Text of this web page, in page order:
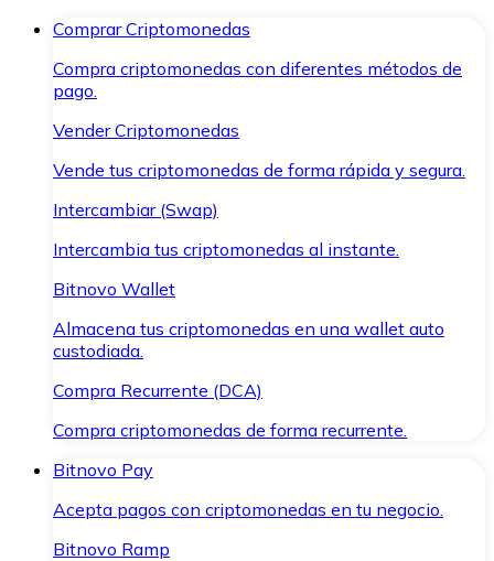
Comprar Criptomonedas
Compra criptomonedas con diferentes métodos de
pago.
Vender Criptomonedas
Vende tus criptomonedas de forma rápida y segura.
Intercambiar (Swap)
Intercambia tus criptomonedas al instante.
Bitnovo Wallet
Almacena tus criptomonedas en una wallet auto
custodiada.
Compra Recurrente (DCA)
Compra criptomonedas de forma recurrente.
Bitnovo Pay
Acepta pagos con criptomonedas en tu negocio.
Bitnovo Ramp